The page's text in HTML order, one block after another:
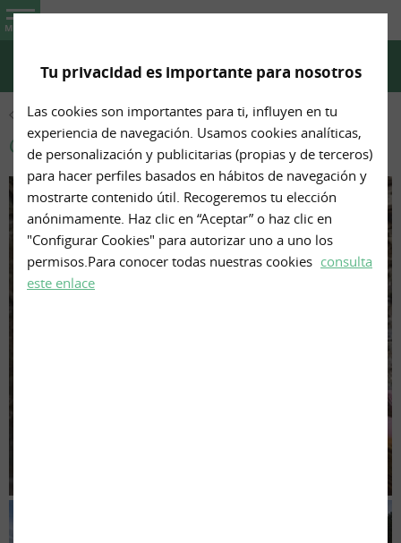
MENU
CHAT WHATSAPP TELÉFONO CÓMO LLEGAR
CONÓCENOS
Galería
Tu privacidad es importante para nosotros
Las cookies son importantes para ti, influyen en tu
experiencia de navegación. Usamos cookies analíticas,
de personalización y publicitarias (propias y de terceros)
para hacer perfiles basados en hábitos de navegación y
mostrarte contenido útil. Recogeremos tu elección
anónimamente. Haz clic en “Aceptar” o haz clic en
"Configurar Cookies" para autorizar uno a uno los
permisos.Para conocer todas nuestras cookies consulta
este enlace